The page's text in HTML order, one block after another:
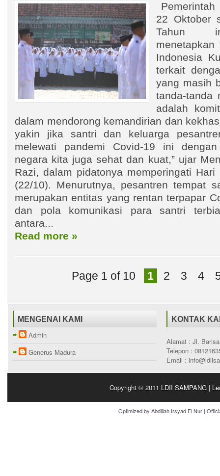
22 Oktober
Tahun
menetapkan
Indonesia
terkait
yang masih
tanda-tanda
adalah
dalam mendorong kemandirian dan
yakin jika santri dan keluarga
melewati pandemi Covid-19 ini
negara kita juga sehat dan kuat,” ujar
Razi, dalam pidatonya memperingati
(22/10). Menurutnya, pesantren tempat
merupakan entitas yang rentan terpapar
dan pola komunikasi para santri
antara...
Read more »
Page 1 of 10 1 2 3 4
MENGENAI KAMI
Admin
Generus Madura
KONTAK
Alamat : Jl.
Telepon :
Email :
Copyright © 2011 LDII SAMPANG |
Optimized by Abdillah Irsyad El Nur |